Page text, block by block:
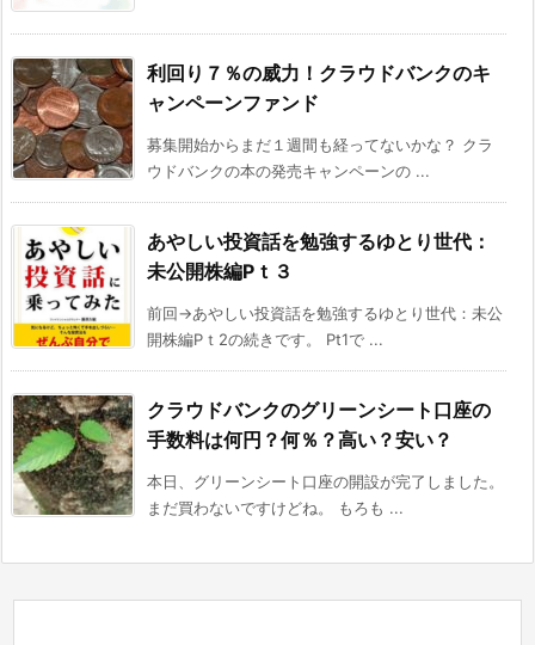
利回り７％の威力！クラウドバンクのキ
ャンペーンファンド
募集開始からまだ１週間も経ってないかな？ クラ
ウドバンクの本の発売キャンペーンの ...
あやしい投資話を勉強するゆとり世代：
未公開株編Pｔ３
前回→あやしい投資話を勉強するゆとり世代：未公
開株編Pｔ2の続きです。 Pt1で ...
クラウドバンクのグリーンシート口座の
手数料は何円？何％？高い？安い？
本日、グリーンシート口座の開設が完了しました。
まだ買わないですけどね。 もろも ...